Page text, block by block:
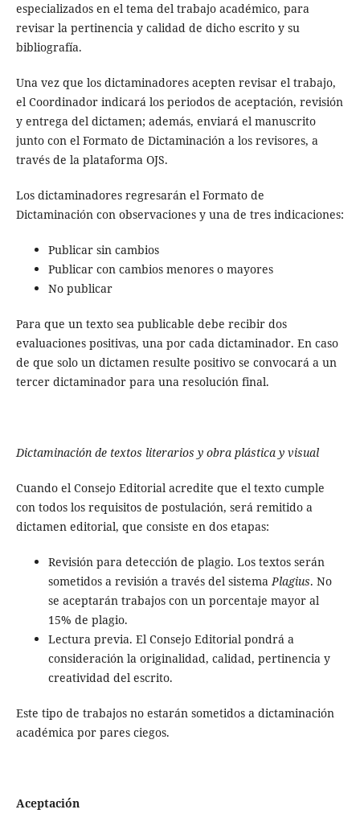
especializados en el tema del trabajo académico, para
revisar la pertinencia y calidad de dicho escrito y su
bibliografía.
Una vez que los dictaminadores acepten revisar el trabajo,
el Coordinador indicará los periodos de aceptación, revisión
y entrega del dictamen; además, enviará el manuscrito
junto con el Formato de Dictaminación a los revisores, a
través de la plataforma OJS.
Los dictaminadores regresarán el Formato de
Dictaminación con observaciones y una de tres indicaciones:
Publicar sin cambios
Publicar con cambios menores o mayores
No publicar
Para que un texto sea publicable debe recibir dos
evaluaciones positivas, una por cada dictaminador. En caso
de que solo un dictamen resulte positivo se convocará a un
tercer dictaminador para una resolución final.
Dictaminación de textos literarios y obra plástica y visual
Cuando el Consejo Editorial acredite que el texto cumple
con todos los requisitos de postulación, será remitido a
dictamen editorial, que consiste en dos etapas:
Revisión para detección de plagio. Los textos serán
sometidos a revisión a través del sistemaPlagius. No
se aceptarán trabajos con un porcentaje mayor al
15% de plagio.
Lectura previa. El Consejo Editorial pondrá a
consideración la originalidad, calidad, pertinencia y
creatividad del escrito.
Este tipo de trabajos no estarán sometidos a dictaminación
académica por pares ciegos.
Aceptación